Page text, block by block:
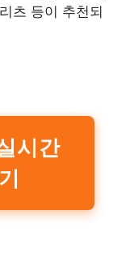
츠 등이 추천되
시간